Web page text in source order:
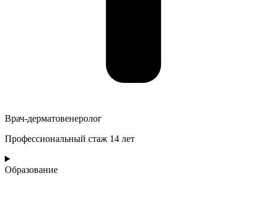
Врач-дерматовенеролог
Профессиональный стаж 14 лет
Образование